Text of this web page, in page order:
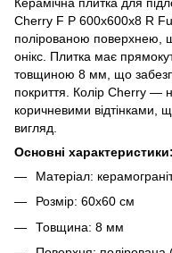
Cherry F P 600x600x8 R
полірованою поверхнею,
онікс. Плитка має
товщиною 8 мм, що
покриття. Колір Cherry —
коричневими відтінками,
вигляд.
Основні характеристики:
Матеріал:
Розмір: 60x60 см
Товщина: 8 мм